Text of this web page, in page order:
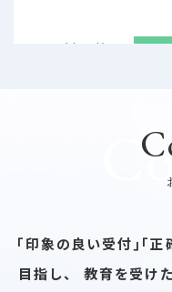
2026/07/17
｢印象の良い受付｣｢正
目指し、
教育を受け